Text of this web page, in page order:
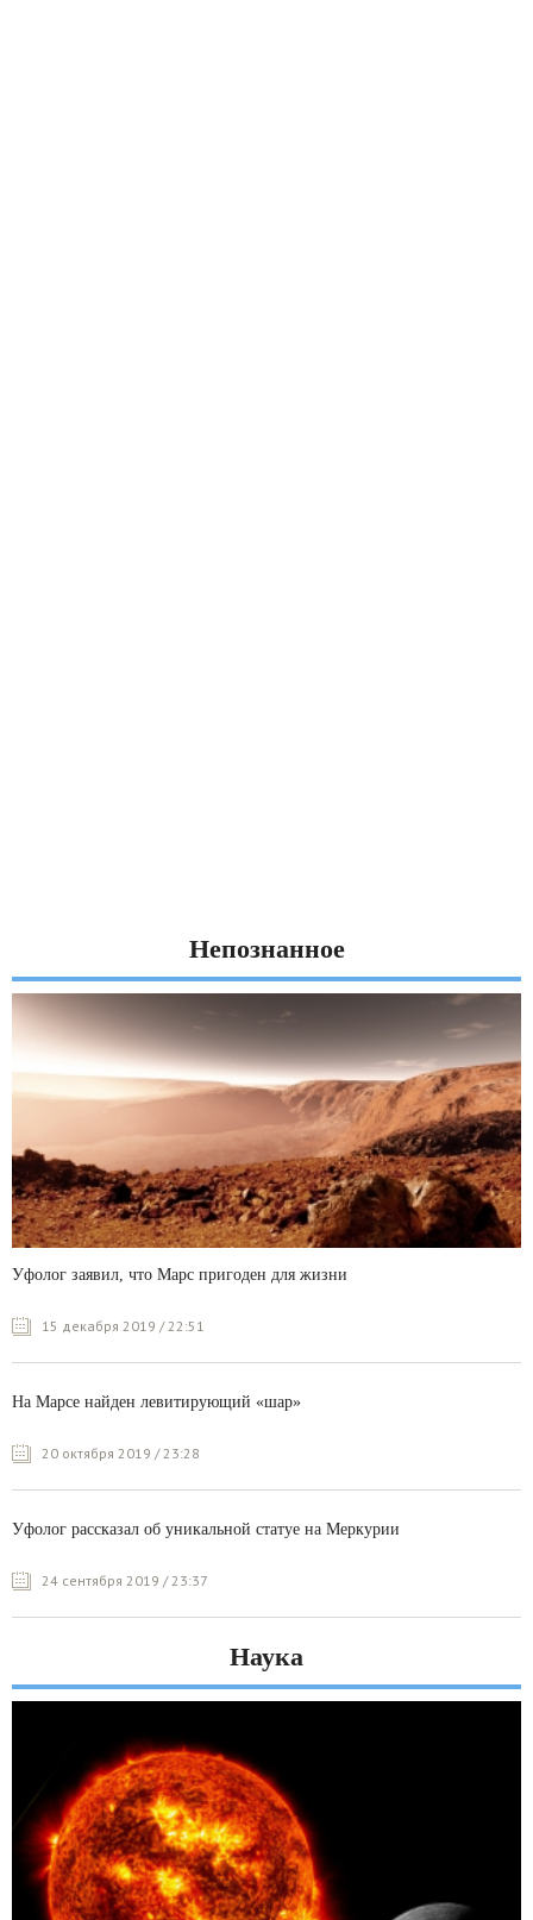
Непознанное
Уфолог заявил, что Марс пригоден для жизни
15 декабря 2019 / 22:51
На Марсе найден левитирующий «шар»
20 октября 2019 / 23:28
Уфолог рассказал об уникальной статуе на Меркурии
24 сентября 2019 / 23:37
Наука